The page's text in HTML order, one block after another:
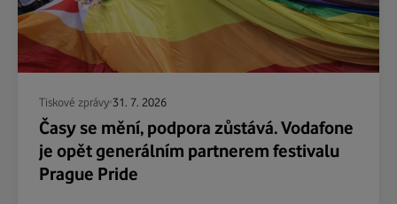
Tiskové zprávy 31. 7. 2026
Časy se mění, podpora zůstává. Vodafone
je opět generálním partnerem festivalu
Prague Pride